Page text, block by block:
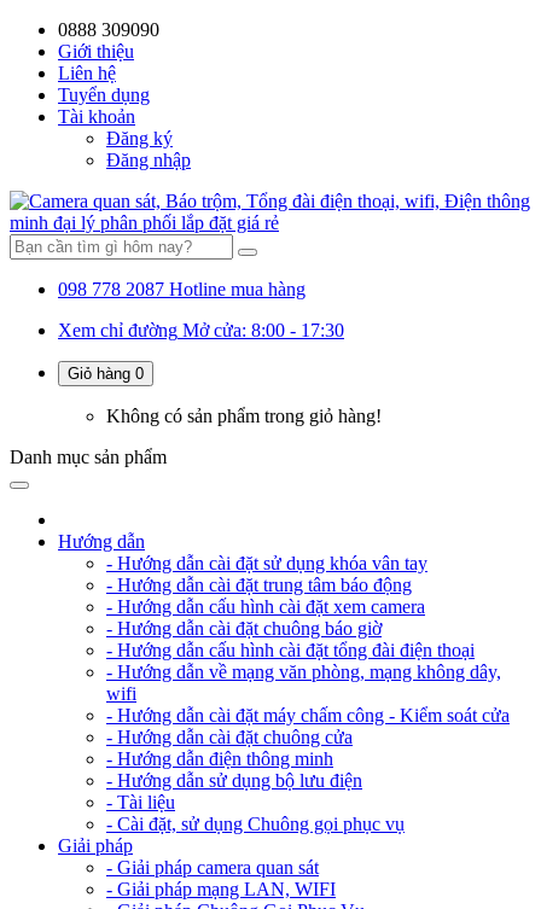
0888 309090
Giới thiệu
Liên hệ
Tuyển dụng
Tài khoản
Đăng ký
Đăng nhập
098 778 2087 Hotline mua hàng
Xem chỉ đường Mở cửa: 8:00 - 17:30
Giỏ hàng 0
Không có sản phẩm trong giỏ hàng!
Danh mục sản phẩm
Hướng dẫn
- Hướng dẫn cài đặt sử dụng khóa vân tay
- Hướng dẫn cài đặt trung tâm báo động
- Hướng dẫn cấu hình cài đặt xem camera
- Hướng dẫn cài đặt chuông báo giờ
- Hướng dẫn cấu hình cài đặt tổng đài điện thoại
- Hướng dẫn về mạng văn phòng, mạng không dây,
wifi
- Hướng dẫn cài đặt máy chấm công - Kiểm soát cửa
- Hướng dẫn cài đặt chuông cửa
- Hướng dẫn điện thông minh
- Hướng dẫn sử dụng bộ lưu điện
- Tài liệu
- Cài đặt, sử dụng Chuông gọi phục vụ
Giải pháp
- Giải pháp camera quan sát
- Giải pháp mạng LAN, WIFI